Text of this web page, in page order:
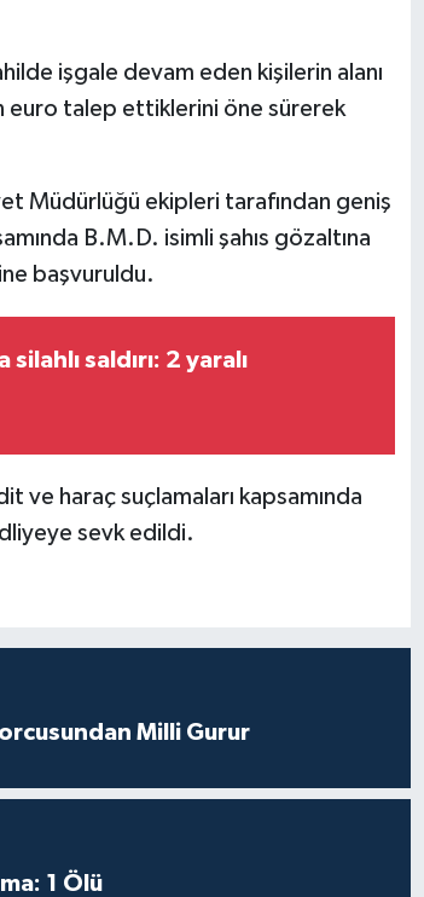
işgale devam eden kişilerin alanı
euro talep ettiklerini öne sürerek
Müdürlüğü ekipleri tarafından geniş
B.M.D. isimli şahıs gözaltına
başvuruldu.
saldırı: 2 yaralı
ve haraç suçlamaları kapsamında
sevk edildi.
Milli Gurur
1 Ölü